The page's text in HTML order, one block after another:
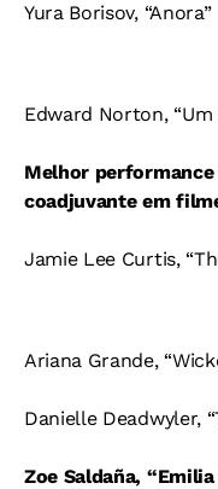
Yura Borisov, “Anora”
Edward Norton,
Melhor
coadjuvante em
Jamie Lee Curtis,
Ariana Grande,
Danielle Deadwyler,
Zoe Saldaña, “Emilia